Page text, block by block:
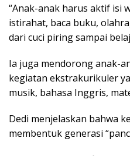
“Anak-anak harus aktif isi
istirahat, baca buku,
dari cuci piring sampai
Ia juga mendorong anak-
kegiatan ekstrakurikuler
musik, bahasa Inggris,
Dedi menjelaskan bahwa
membentuk generasi